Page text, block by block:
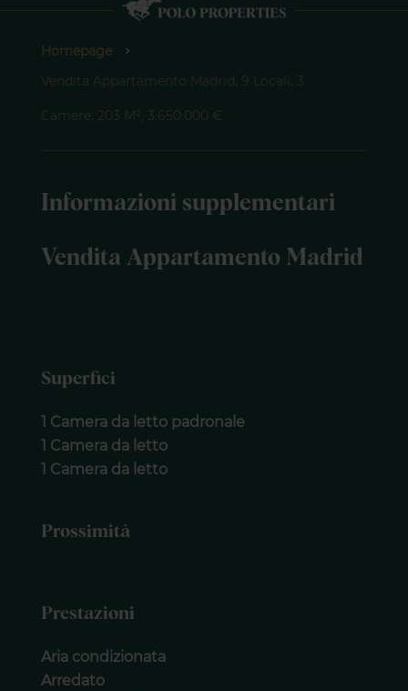
Homepage
Vendita Appartamento Madrid, 9 Locali, 3
Camere, 203 M², 3.650.000 €
Informazioni supplementari
Vendita Appartamento Madrid
Superfici
1 Camera da letto padronale
1 Camera da letto
1 Camera da letto
Prossimità
Prestazioni
Aria condizionata
Arredato